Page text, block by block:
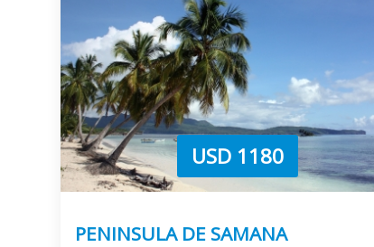
USD 1180
PENINSULA DE SAMANA